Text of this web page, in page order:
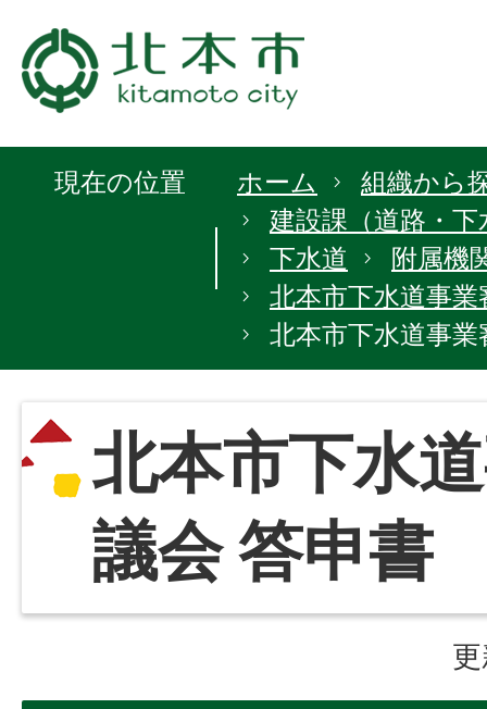
現在の位置 ホーム
組織から
建設課（道路・
下水道
附属機
北本市下水道事業
北本市下水道事
北本市下水
議会 答申書